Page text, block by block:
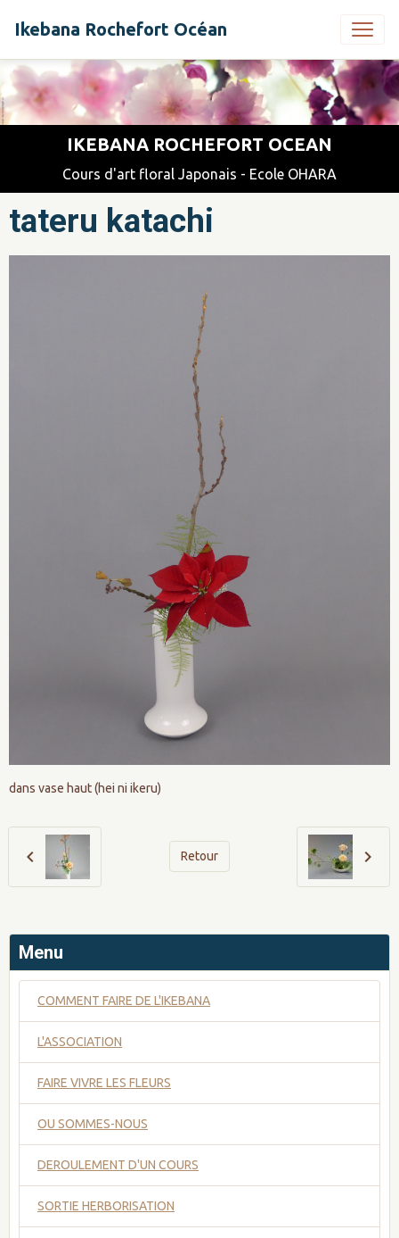
Ikebana Rochefort Océan
IKEBANA ROCHEFORT OCEAN
Cours d'art floral Japonais - Ecole OHARA
tateru katachi
dans vase haut (hei ni ikeru)
Retour
Menu
COMMENT FAIRE DE L'IKEBANA
L'ASSOCIATION
FAIRE VIVRE LES FLEURS
OU SOMMES-NOUS
DEROULEMENT D'UN COURS
SORTIE HERBORISATION